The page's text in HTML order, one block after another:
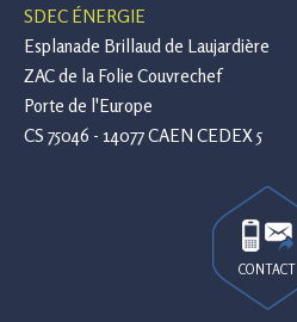
SDEC ÉNERGIE
Esplanade Brillaud de Laujardière
ZAC de la Folie Couvrechef
Porte de l'Europe
CS 75046 - 14077 CAEN CEDEX 5
CONTACT